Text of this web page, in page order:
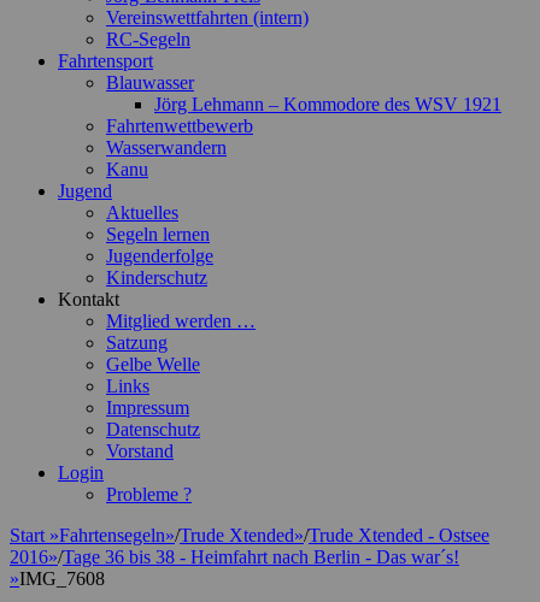
Vereinswettfahrten (intern)
RC-Segeln
Fahrtensport
Blauwasser
Jörg Lehmann – Kommodore des WSV 1921
Fahrtenwettbewerb
Wasserwandern
Kanu
Jugend
Aktuelles
Segeln lernen
Jugenderfolge
Kinderschutz
Kontakt
Mitglied werden …
Satzung
Gelbe Welle
Links
Impressum
Datenschutz
Vorstand
Login
Probleme ?
Start »Fahrtensegeln»/Trude Xtended»/Trude Xtended - Ostsee
2016»/Tage 36 bis 38 - Heimfahrt nach Berlin - Das war´s!
»IMG_7608